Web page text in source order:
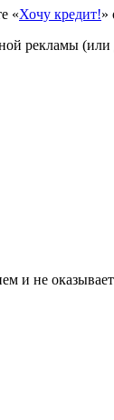
«Хочу кредит!»
рекламы
и не